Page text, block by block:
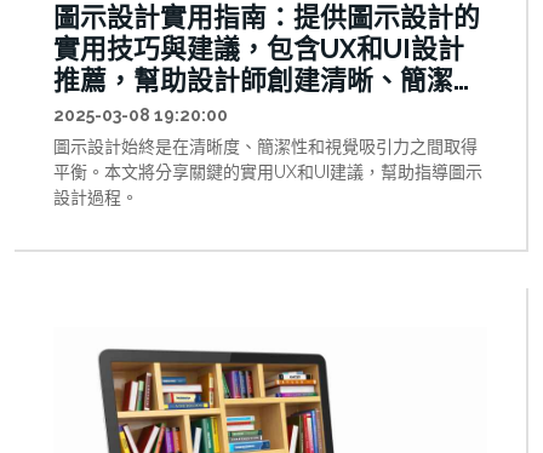
圖示設計實用指南：提供圖示設計的
實用技巧與建議，包含UX和UI設計
推薦，幫助設計師創建清晰、簡潔且
具吸引力的圖示。
2025-03-08 19:20:00
圖示設計始終是在清晰度、簡潔性和視覺吸引力之間取得
平衡。本文將分享關鍵的實用UX和UI建議，幫助指導圖示
設計過程。